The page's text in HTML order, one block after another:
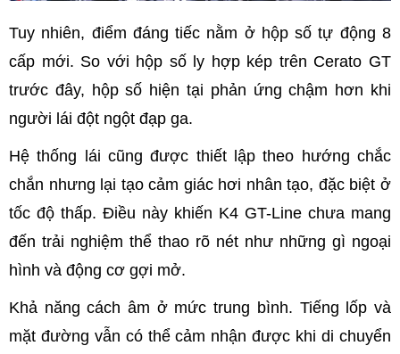
Tuy nhiên, điểm đáng tiếc nằm ở hộp số tự động 8
cấp mới. So với hộp số ly hợp kép trên Cerato GT
trước đây, hộp số hiện tại phản ứng chậm hơn khi
người lái đột ngột đạp ga.
Hệ thống lái cũng được thiết lập theo hướng chắc
chắn nhưng lại tạo cảm giác hơi nhân tạo, đặc biệt ở
tốc độ thấp. Điều này khiến K4 GT-Line chưa mang
đến trải nghiệm thể thao rõ nét như những gì ngoại
hình và động cơ gợi mở.
Khả năng cách âm ở mức trung bình. Tiếng lốp và
mặt đường vẫn có thể cảm nhận được khi di chuyển